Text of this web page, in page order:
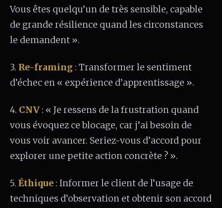
Vous êtes quelqu’un de très sensible, capable
de grande résilience quand les circonstances
le demandent ».
3. Re-framing : Transformer le sentiment
d’échec en « expérience d’apprentissage ».
4. CNV : « Je ressens de la frustration quand
vous évoquez ce blocage, car j’ai besoin de
vous voir avancer. Seriez-vous d’accord pour
explorer une petite action concrète ? ».
5. Éthique : Informer le client de l’usage de
techniques d’observation et obtenir son accord